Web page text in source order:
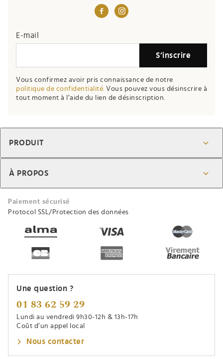
E-mail
S’inscrire
Vous confirmez avoir pris connaissance de notre
politique de confidentialité. Vous pouvez vous désinscrire à
tout moment à l’aide du lien de désinscription.
PRODUIT
À PROPOS
Paiement sécurisé
Protocol SSL/Protection des données
Une question ?
01 83 62 59 29
Lundi au vendredi 9h30-12h & 13h-17h
Coût d’un appel local
Nous contacter